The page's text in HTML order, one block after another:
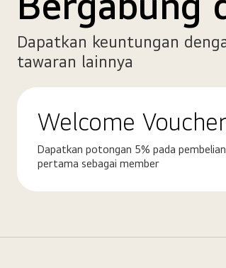
Dapatkan keuntungan
tawaran lainnya
Welcome
Dapatkan potongan 5% pada pembelian
pertama sebagai member